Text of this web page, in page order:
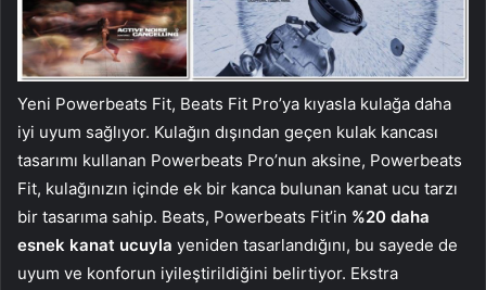
Yeni Powerbeats Fit, Beats Fit Pro’ya kıyasla kulağa daha
iyi uyum sağlıyor. Kulağın dışından geçen kulak kancası
tasarımı kullanan Powerbeats Pro’nun aksine, Powerbeats
Fit, kulağınızın içinde ek bir kanca bulunan kanat ucu tarzı
bir tasarıma sahip. Beats, Powerbeats Fit’in %20 daha
esnek kanat ucuyla yeniden tasarlandığını, bu sayede de
uyum ve konforun iyileştirildiğini belirtiyor. Ekstra